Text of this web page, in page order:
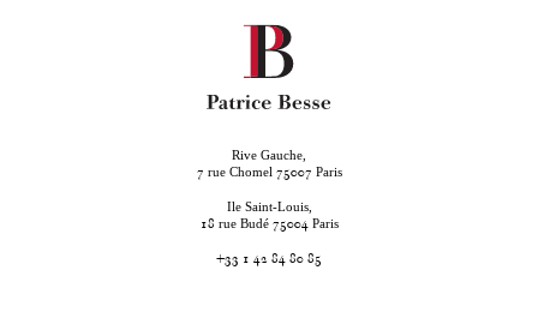
Rive Gauche,
7 rue Chomel 75007 Paris
Ile Saint-Louis,
18 rue Budé 75004 Paris
+33 1 42 84 80 85